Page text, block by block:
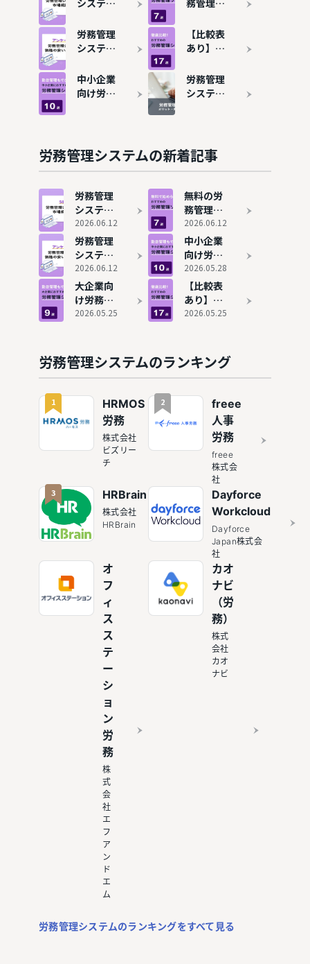
システム
と市場規
模を解
サービス
7選も紹
介
務管理シ
選を比
較！使え
有料との
違いは？
労務管理
システム
場を解
説！安く
【比較表
あり】労
ステムお
すすめ17
で選ぶ決
定版
中小企業
向け労務
怠管理が
できるサ
ービスを
紹介
労務管理
システム
場・選び
方を解説
労務管理システムの新着記事
労務管理
システム
のシェア
と市場規
模を解
説！人気
サービス
7選も紹
介
2026.06.12
無料の労
務管理シ
ステム7
選を比
較！使え
る機能や
有料との
違いは？
2026.06.12
労務管理
システム
の費用相
場を解
説！安く
使える有
2026.06.12
中小企業
向け労務
管理シス
テム10選
比較！勤
怠管理が
2026.05.28
大企業向
け労務管
理システ
勤怠管理
連携で人
事業務を
効率化
2026.05.25
【比較表
あり】労
務管理シ
選！機能
の充実度
×コスパ
で選ぶ決
2026.05.25
労務管理システムのランキング
1
HRMOS
労務
株式会社
ビズリー
チ
2
freee
人事
労務
freee
株式会
社
3 HRBrain
株式会社
HRBrain
Dayforce
Workcloud
Dayforce
Japan株式会
社
オ
フ
ィ
ス
ス
テ
ー
シ
ョ
ン
労
務
株
式
会
社
エ
フ
ア
ン
ド
エ
ム
カオ
ナビ
（労
務）
株式
会社
カオ
ナビ
労務管理システムのランキングをすべて見る